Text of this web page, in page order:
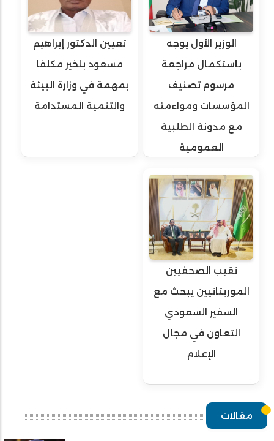
الوزير الأول يوجه
باستكمال مراجعة
مرسوم تصنيف
المؤسسات ومواءمته
مع مدونة الطلبية
العمومية
تعيين الدكتور إبراهيم
مسعود بلخير مكلفا
بمهمة في وزارة البيئة
والتنمية المستدامة
نقيب الصحفيين
الموريتانيين يبحث مع
السفير السعودي
التعاون في مجال
الإعلام
مقالات